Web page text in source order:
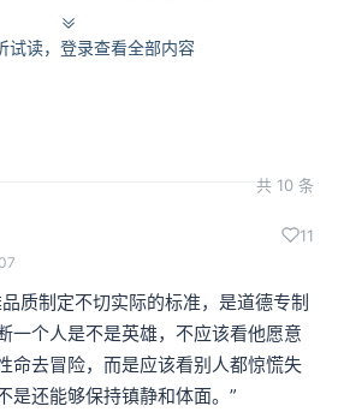
）他在理解现代生活、尤其在理解
态，以及他个人思想世界中相互冲
从大致三个方面体现出来，而不是
景，生活背景只能作为一个背景来
试读，登录查看全部内容
共 10 条
11
质制定不切实际的标准，是道德专制
一个人是不是英雄，不应该看他愿意
命去冒险，而是应该看别人都惊慌失
是还能够保持镇静和体面。”